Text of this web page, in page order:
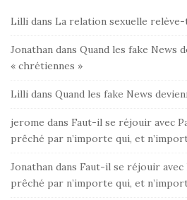
Lilli dans La relation sexuelle
Jonathan dans Quand les fake News
« chrétiennes »
Lilli dans Quand les fake News
jerome dans Faut-il se réjouir avec
prêché par n’importe qui, et
Jonathan dans Faut-il se réjouir
prêché par n’importe qui, et